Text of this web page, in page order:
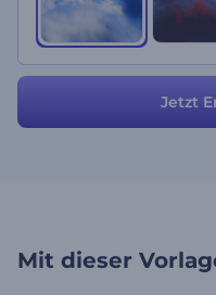
Jetzt
Mit dieser